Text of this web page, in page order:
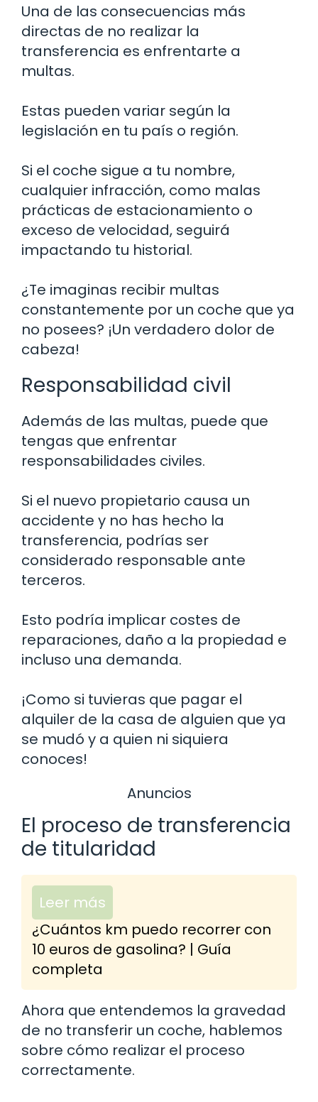
Una de las consecuencias más
directas de no realizar la
transferencia es enfrentarte a
multas.
Estas pueden variar según la
legislación en tu país o región.
Si el coche sigue a tu nombre,
cualquier infracción, como malas
prácticas de estacionamiento o
exceso de velocidad, seguirá
impactando tu historial.
¿Te imaginas recibir multas
constantemente por un coche que ya
no posees? ¡Un verdadero dolor de
cabeza!
Responsabilidad civil
Además de las multas, puede que
tengas que enfrentar
responsabilidades civiles.
Si el nuevo propietario causa un
accidente y no has hecho la
transferencia, podrías ser
considerado responsable ante
terceros.
Esto podría implicar costes de
reparaciones, daño a la propiedad e
incluso una demanda.
¡Como si tuvieras que pagar el
alquiler de la casa de alguien que ya
se mudó y a quien ni siquiera
conoces!
Anuncios
El proceso de transferencia
de titularidad
Leer más
¿Cuántos km puedo recorrer con
10 euros de gasolina? | Guía
completa
Ahora que entendemos la gravedad
de no transferir un coche, hablemos
sobre cómo realizar el proceso
correctamente.